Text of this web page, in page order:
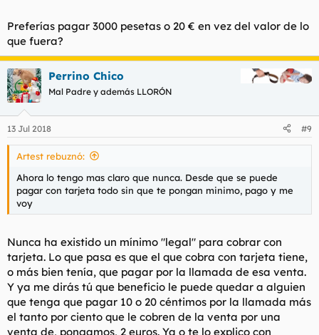
Preferías pagar 3000 pesetas o 20 € en vez del valor de lo
que fuera?
Perrino Chico
Mal Padre y además LLORÓN
13 Jul 2018 #9
Artest rebuznó:
Ahora lo tengo mas claro que nunca. Desde que se puede
pagar con tarjeta todo sin que te pongan minimo, pago y me
voy
Nunca ha existido un mínimo "legal" para cobrar con
tarjeta. Lo que pasa es que el que cobra con tarjeta tiene,
o más bien tenía, que pagar por la llamada de esa venta.
Y ya me dirás tú que beneficio le puede quedar a alguien
que tenga que pagar 10 o 20 céntimos por la llamada más
el tanto por ciento que le cobren de la venta por una
venta de, pongamos, 2 euros. Ya o te lo explico con